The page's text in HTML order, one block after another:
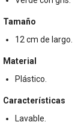
Tamaño
12 cm de largo.
Material
Plástico.
Características
Lavable.